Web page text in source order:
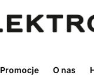
Promocje O nas